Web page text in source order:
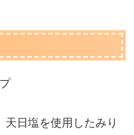
日塩を使用したみり